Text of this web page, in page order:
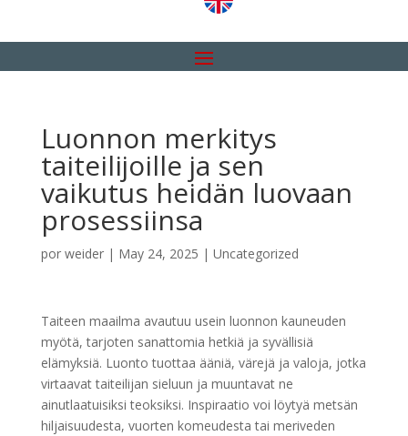
Luonnon merkitys
taiteilijoille ja sen
vaikutus heidän luovaan
prosessiinsa
por weider| May 24, 2025 | Uncategorized
Taiteen maailma avautuu usein luonnon kauneuden
myötä, tarjoten sanattomia hetkiä ja syvällisiä
elämyksiä. Luonto tuottaa ääniä, värejä ja valoja, jotka
virtaavat taiteilijan sieluun ja muuntavat ne
ainutlaatuisiksi teoksiksi. Inspiraatio voi löytyä metsän
hiljaisuudesta, vuorten komeudesta tai meriveden